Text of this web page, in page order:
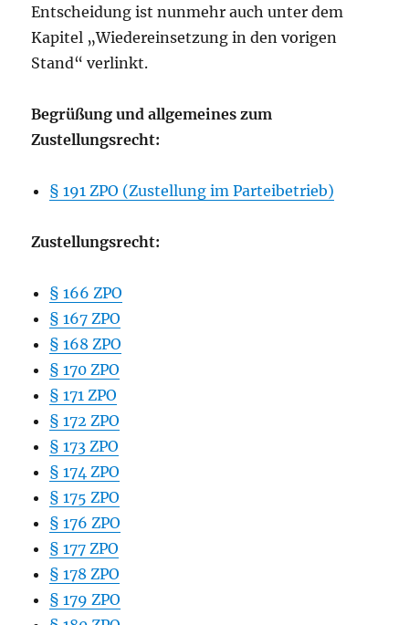
Entscheidung ist nunmehr auch unter dem
Kapitel „Wiedereinsetzung in den vorigen
Stand“ verlinkt.
Begrüßung und allgemeines zum
Zustellungsrecht:
§ 191 ZPO (Zustellung im Parteibetrieb)
Zustellungsrecht:
§ 166 ZPO
§ 167 ZPO
§ 168 ZPO
§ 170 ZPO
§ 171 ZPO
§ 172 ZPO
§ 173 ZPO
§ 174 ZPO
§ 175 ZPO
§ 176 ZPO
§ 177 ZPO
§ 178 ZPO
§ 179 ZPO